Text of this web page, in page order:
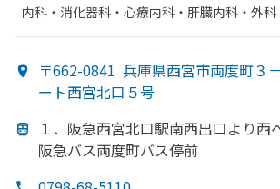
内科・​消化器科・​心療内科・​肝臓内科・外科
〒662-0841 兵庫県西宮市両度町３
ート西宮北口５号
１． 阪急西宮北口駅南西出口より西
阪急バス両度町バス停前